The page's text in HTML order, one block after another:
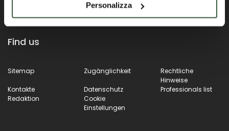
Personalizza
Find us
Sitemap Zugänglichkeit
Rechtliche
Hinweise
Kontakte
Datenschutz
Professionals list
Redaktion
Cookie
Einstellungen